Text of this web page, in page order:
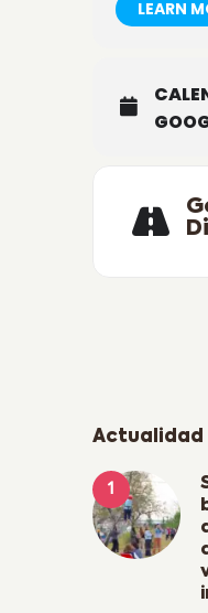
LEARN
Actualidad